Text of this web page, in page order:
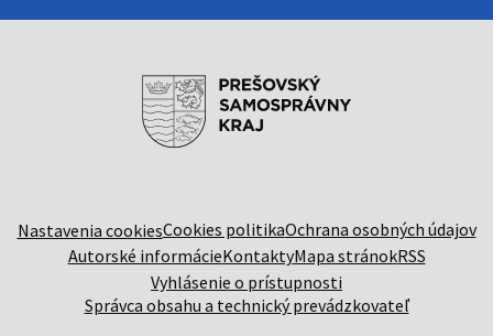
Nastavenia cookiesCookies politikaOchrana osobných údajov
Autorské informácieKontaktyMapa stránokRSS
Vyhlásenie o prístupnosti
Správca obsahu a technický prevádzkovateľ